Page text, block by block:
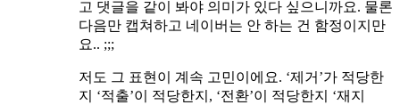
고 댓글을 같이 봐야 의미가 있다 싶으니까요. 물론
다음만 캡쳐하고 네이버는 안 하는 건 함정이지만
요.. ;;;
저도 그 표현이 계속 고민이에요. ‘제거’가 적당한
지 ‘적출’이 적당한지, ‘전환’이 적당한지 ‘재지